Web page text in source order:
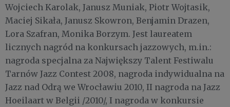
Wojciech Karolak, Janusz Muniak, Piotr Wojtasik,
Maciej Sikała, Janusz Skowron, Benjamin Drazen,
Lora Szafran, Monika Borzym. Jest laureatem
licznych nagród na konkursach jazzowych, m.in.:
nagroda specjalna za Największy Talent Festiwalu
Tarnów Jazz Contest 2008, nagroda indywidualna na
Jazz nad Odrą we Wrocławiu 2010, II nagroda na Jazz
Hoeilaart w Belgii /2010/, I nagroda w konkursie